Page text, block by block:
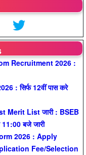
Recruitment 2026 :
: सिर्फ 12वीं पास करे
Merit List जारी : BSEB
बजे जारी
2026 : Apply
Fee/Selection